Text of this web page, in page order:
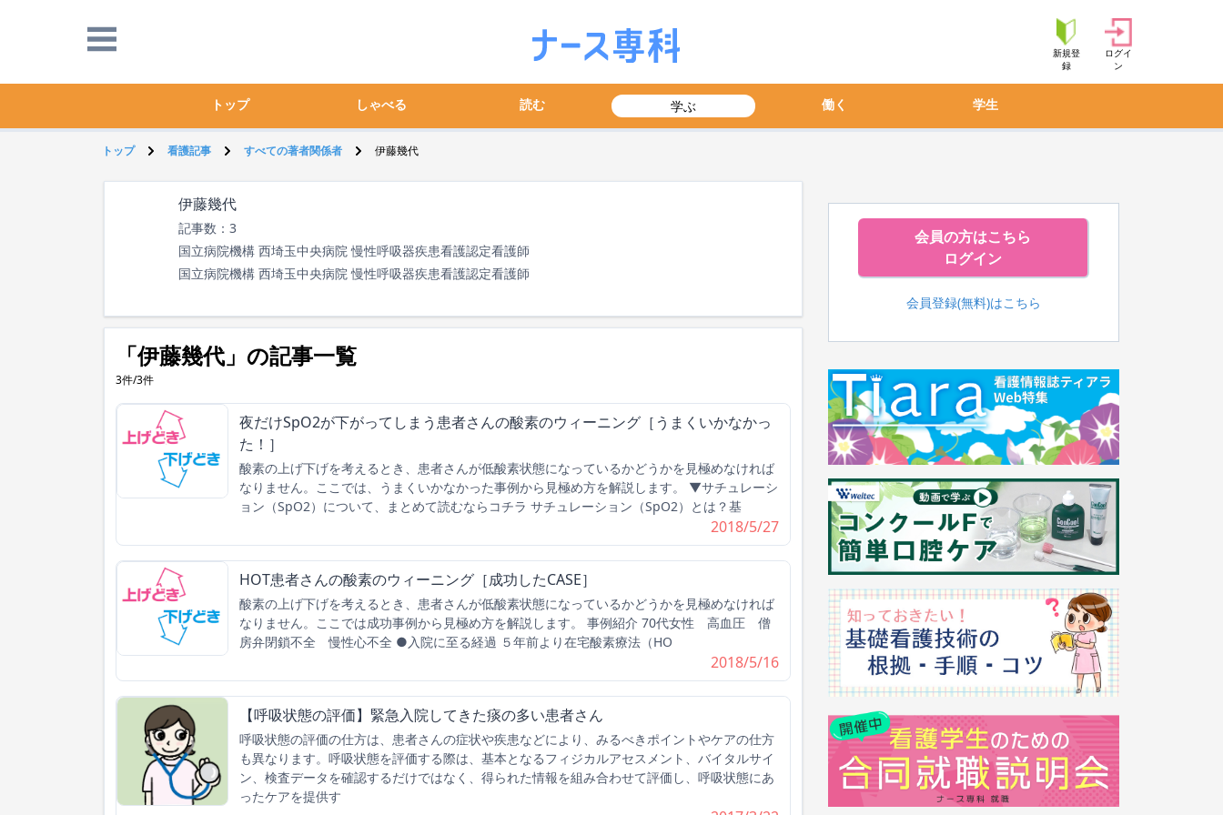
新規登
録
ログイ
ン
トップ しゃべる 読む 学ぶ 働く 学生
トップ 看護記事 すべての著者関係者 伊藤幾代
伊藤幾代
記事数：3
国立病院機構 西埼玉中央病院 慢性呼吸器疾患看護認定看護師
国立病院機構 西埼玉中央病院慢性呼吸器疾患看護認定看護師
「伊藤幾代」の記事一覧
3件/3件
夜だけSpO2が下がってしまう患者さんの酸素のウィーニング［うまくいかなかっ
た！］
酸素の上げ下げを考えるとき、患者さんが低酸素状態になっているかどうかを見極めなければ
なりません。ここでは、うまくいかなかった事例から見極め方を解説します。 ▼サチュレーシ
ョン（SpO2）について、まとめて読むならコチラ サチュレーション（SpO2）とは？基
2018/5/27
HOT患者さんの酸素のウィーニング［成功したCASE］
酸素の上げ下げを考えるとき、患者さんが低酸素状態になっているかどうかを見極めなければ
なりません。ここでは成功事例から見極め方を解説します。 事例紹介 70代女性 高血圧 僧
房弁閉鎖不全 慢性心不全 ●入院に至る経過 ５年前より在宅酸素療法（HO
2018/5/16
【呼吸状態の評価】緊急入院してきた痰の多い患者さん
呼吸状態の評価の仕方は、患者さんの症状や疾患などにより、みるべきポイントやケアの仕方
も異なります。呼吸状態を評価する際は、基本となるフィジカルアセスメント、バイタルサイ
ン、検査データを確認するだけではなく、得られた情報を組み合わせて評価し、呼吸状態にあ
ったケアを提供す
会員の方はこちら
ログイン
会員登録(無料)はこちら